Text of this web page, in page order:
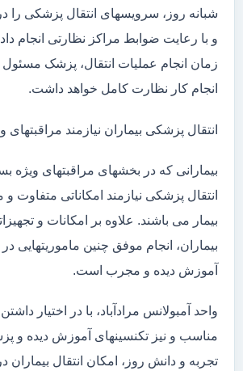
شبانه روز، سرویسهای انتقال پزشکی را
و با رعایت ضوابط مراکز نظارتی انجام
زمان انجام عملیات انتقال، پزشک
انجام کار نظارت کامل خواهد داشت.
انتقال پزشکی بیماران نیازمند مراقبتهای
بیمارانی که در بخشهای مراقبتهای ویژه
انتقال پزشکی نیازمند امکاناتی متفاوت
بیمار می باشند. علاوه بر امکانات و
بیماران، انجام موفق چنین ماموریتهایی
آموزش دیده و مجرب است.
واحد آمبولانس مرادآباد، با در اختیار
مناسب و نیز تکنسینهای آموزش دیده و